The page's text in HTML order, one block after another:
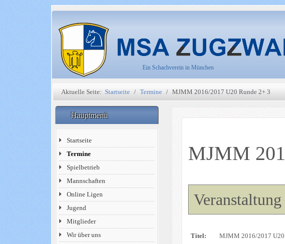
Ein Schachverein in München
Aktuelle Seite:Startseite Termine MJMM 2016/2017 U20 Runde 2+ 3
Hauptmenü
Startseite
Termine
Spielbetrieb
Mannschaften
Online Ligen
Jugend
Mitglieder
Wir über uns
MJMM
Veranstaltung
Titel: MJMM 2016/2017 U20